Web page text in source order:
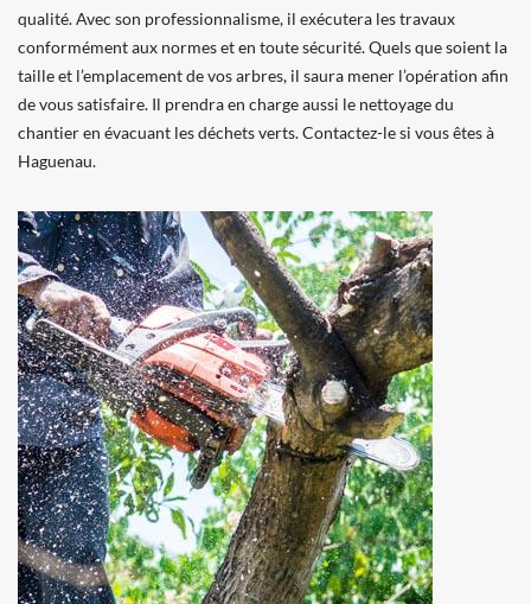
qualité. Avec son professionnalisme, il exécutera les travaux
conformément aux normes et en toute sécurité. Quels que soient la
taille et l’emplacement de vos arbres, il saura mener l’opération afin
de vous satisfaire. Il prendra en charge aussi le nettoyage du
chantier en évacuant les déchets verts. Contactez-le si vous êtes à
Haguenau.